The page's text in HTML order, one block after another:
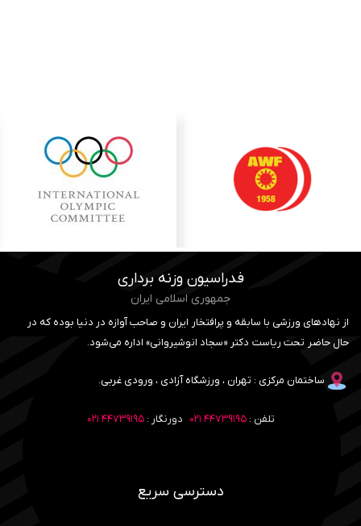
فدراسیون وزنه برداری
جمهوری اسلامی ایران
از نهادهای ورزشی با سابقه و پرافتخار ایران و صاحب آوازه در دنیا بوده که در
حال حاضر تحت ریاست دکتر «سجاد انوشیروانی» اداره می‌شود.
ساختمان مرکزی : تهران ، ورزشگاه آزادی ، ورودی غربی.
تلفن :۴۴۷۳۹۱۹۵ ۰۲۱ دورنگار :۴۴۷۳۹۱۹۵ ۰۲۱
دسترسی سریع